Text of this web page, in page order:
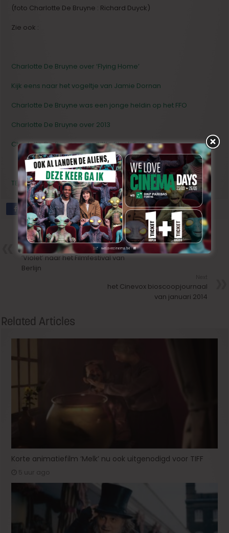
(foto Charlotte De Bruyne : Richard Duyck)
Zie ook :
Charlotte De Bruyne over ‘Flying Home’
Kijk eens naar het vogeltje van Jamie Dornan
Charlotte De Bruyne was een jonge heldin op het FFO
Charlotte De Bruyne over 2013
Charlotte De Bruyne over ’Little Black Spiders’
TERUG NAAR DE LIJST
Précedent
Bas Devos met langspeelfilm
’Violet’ naar het Filmfestival van
Berlijn
het Cinevox bioscoopjournaal
van januari 2014
Related Articles
Korte animatiefilm ‘Melk’ nu ook uitgenodigd voor TIFF
5 uur ago